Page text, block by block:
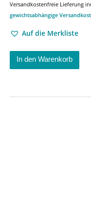
Versandkostenfreie Lieferung
gewichtsabhängige
Auf die Merkliste
In den Warenkorb